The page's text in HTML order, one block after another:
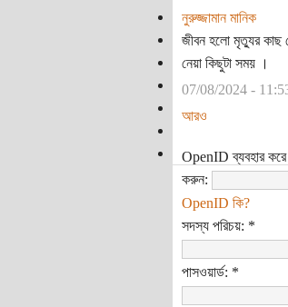
নুরুজ্জামান মানিক
জীবন হলো মৃত্যুর কাছ
নেয়া কিছুটা সময় ।
07/08/2024 -
আরও
OpenID ব্যবহার
করুন:
OpenID কি?
সদস্য পরিচয়: *
পাসওয়ার্ড: *